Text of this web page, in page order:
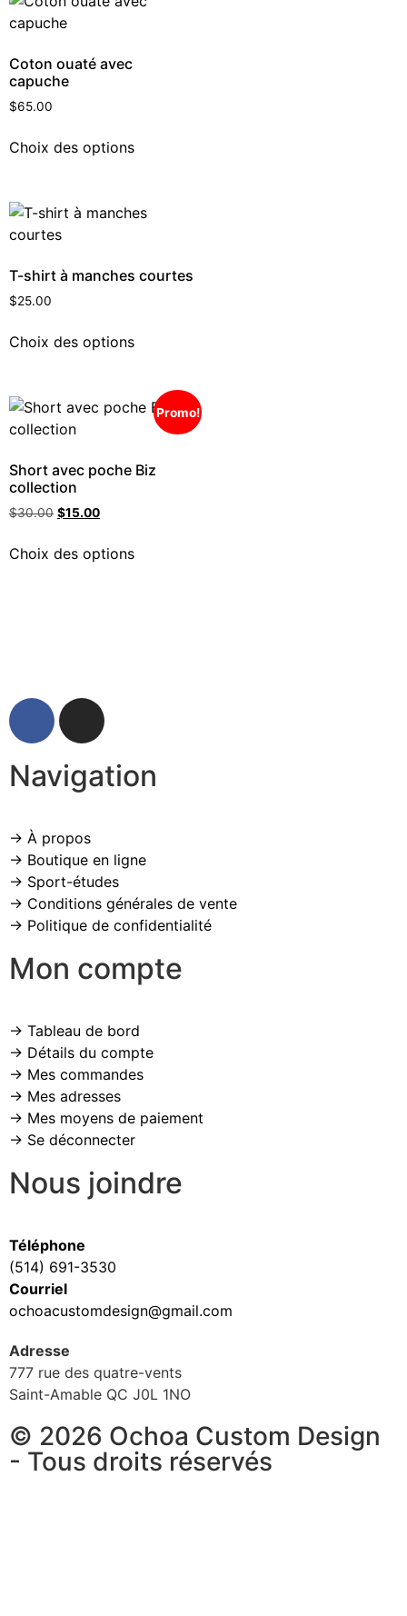
Coton ouaté avec
capuche
$65.00
Choix des options
T-shirt à manches courtes
$25.00
Choix des options
Promo!
Short avec poche Biz
collection
$30.00 $15.00
Choix des options
Navigation
→ À propos
→ Boutique en ligne
→ Sport-études
→ Conditions générales de vente
→ Politique de confidentialité
Mon compte
→ Tableau de bord
→ Détails du compte
→ Mes commandes
→ Mes adresses
→ Mes moyens de paiement
→ Se déconnecter
Nous joindre
Téléphone
(514) 691-3530
Courriel
ochoacustomdesign@gmail.com
Adresse
777 rue des quatre-vents
Saint-Amable QC J0L 1NO
© 2026 Ochoa Custom Design
- Tous droits réservés